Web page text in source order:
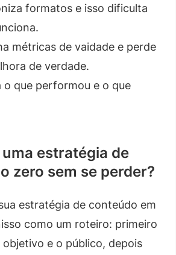
formatos e isso dificulta
métricas de vaidade e perde
de verdade.
o que performou e o que
estratégia de
zero sem se perder?
estratégia de conteúdo em
como um roteiro: primeiro
e o público, depois